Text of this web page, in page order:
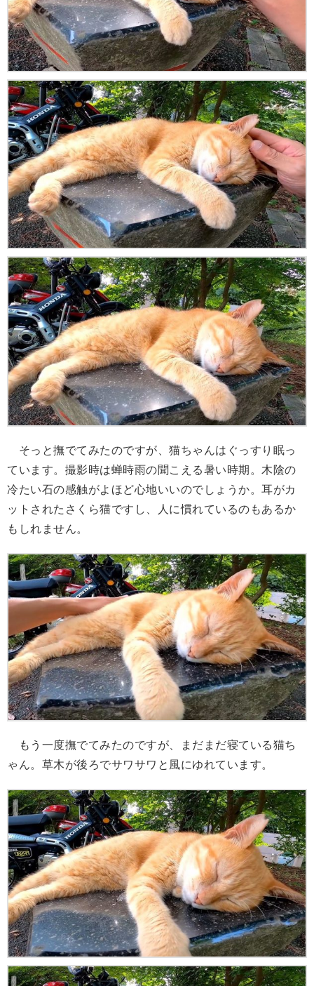
そっと撫でてみたのですが、猫ちゃんはぐっすり眠っ
ています。撮影時は蝉時雨の聞こえる暑い時期。木陰の
冷たい石の感触がよほど心地いいのでしょうか。耳がカ
ットされたさくら猫ですし、人に慣れているのもあるか
もしれません。
もう一度撫でてみたのですが、まだまだ寝ている猫ち
ゃん。草木が後ろでサワサワと風にゆれています。